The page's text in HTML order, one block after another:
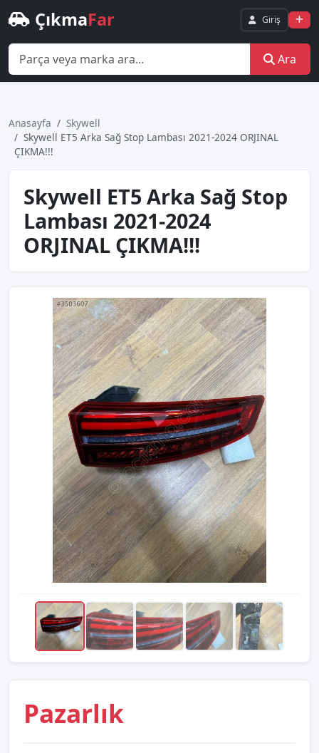
ÇıkmaFar Giriş
Ara
Anasayfa
Skywell
Skywell ET5 Arka Sağ Stop Lambası 2021-2024 ORJINAL
ÇIKMA!!!
Skywell ET5 Arka Sağ Stop
Lambası 2021-2024
ORJINAL ÇIKMA!!!
Pazarlık